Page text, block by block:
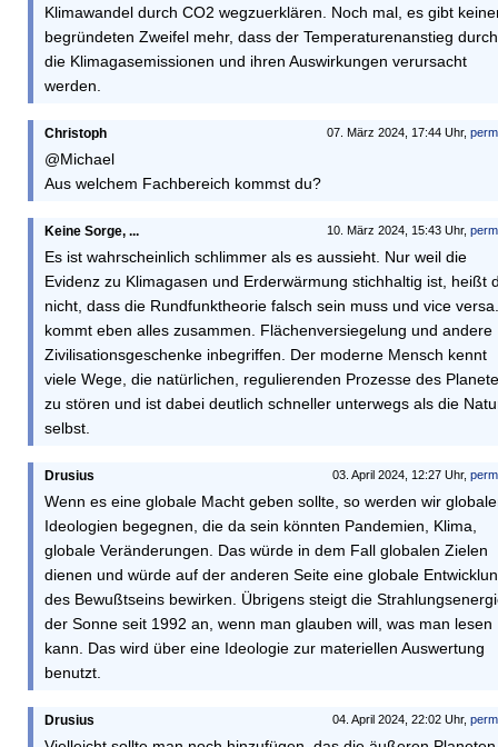
Klimawandel durch CO2 wegzuerklären. Noch mal, es gibt
begründeten Zweifel mehr, dass der Temperaturenanstieg durch
die Klimagasemissionen und ihren Auswirkungen verursacht
werden.
07. März 2024, 17:44 Uhr,
Christoph
@Michael
Aus welchem Fachbereich kommst du?
10. März 2024, 15:43 Uhr,
Keine Sorge, ...
Es ist wahrscheinlich schlimmer als es aussieht. Nur weil die
Evidenz zu Klimagasen und Erderwärmung stichhaltig ist, heißt
nicht, dass die Rundfunktheorie falsch sein muss und vice
kommt eben alles zusammen. Flächenversiegelung und andere
Zivilisationsgeschenke inbegriffen. Der moderne Mensch kennt
viele Wege, die natürlichen, regulierenden Prozesse des
zu stören und ist dabei deutlich schneller unterwegs als die
selbst.
03. April 2024, 12:27 Uhr,
Drusius
Wenn es eine globale Macht geben sollte, so werden wir
Ideologien begegnen, die da sein könnten Pandemien, Klima,
globale Veränderungen. Das würde in dem Fall globalen Zielen
dienen und würde auf der anderen Seite eine globale
des Bewußtseins bewirken. Übrigens steigt die
der Sonne seit 1992 an, wenn man glauben will, was man lesen
kann. Das wird über eine Ideologie zur materiellen Auswertung
benutzt.
04. April 2024, 22:02 Uhr,
Drusius